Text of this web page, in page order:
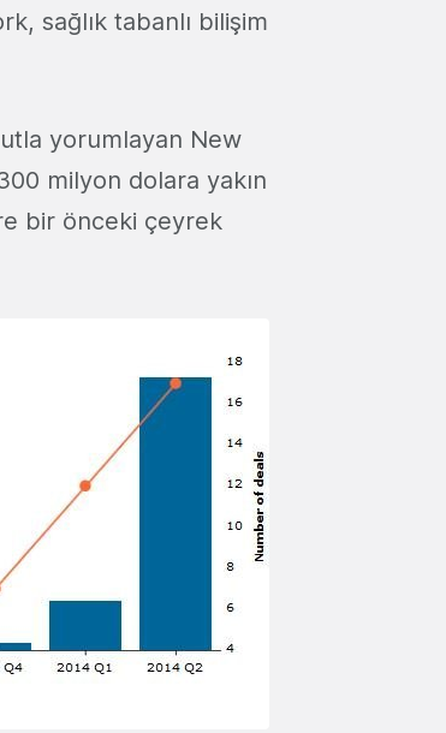
sağlık tabanlı bilişim
yorumlayan New
milyon dolara yakın
bir önceki çeyrek